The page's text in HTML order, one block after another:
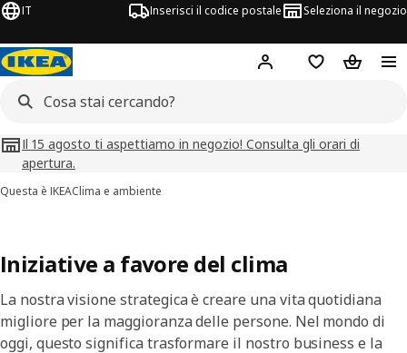
IT Inserisci il codice postale Seleziona il negozio
Hej! AccediLista deiCarrello
Il 15 agosto ti aspettiamo in negozio! Consulta gli orari di
apertura.
Questa è IKEAClima e ambiente
Iniziative a favore del clima
La nostra visione strategica è creare una vita quotidiana
migliore per la maggioranza delle persone. Nel mondo di
oggi, questo significa trasformare il nostro business e la